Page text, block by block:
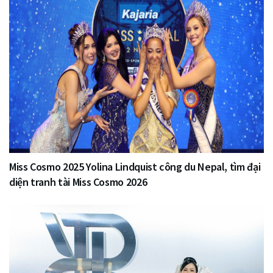
Miss Cosmo 2025 Yolina Lindquist công du Nepal, tìm đại
diện tranh tài Miss Cosmo 2026